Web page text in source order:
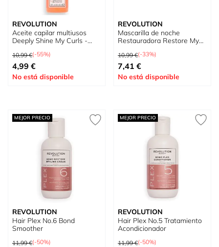
REVOLUTION
Aceite capilar multiusos
Deeply Shine My Curls -
Precio habitual
10,99 €(-55%)
Precio especial
4,99 €
No está disponible
REVOLUTION
Mascarilla de noche
Restauradora Restore My
Precio habitual
10,99 €(-33%)
Precio especial
7,41 €
No está disponible
MEJOR PRECIO
REVOLUTION
Hair Plex No.6 Bond
Smoother
Precio habitual
11,99 €(-50%)
MEJOR PRECIO
REVOLUTION
Hair Plex No.5 Tratamiento
Acondicionador
Precio habitual
11,99 €(-50%)